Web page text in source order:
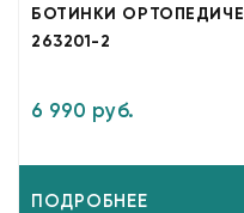
БОТИНКИ
263201-2
6 990 руб.
ПОДРОБНЕЕ